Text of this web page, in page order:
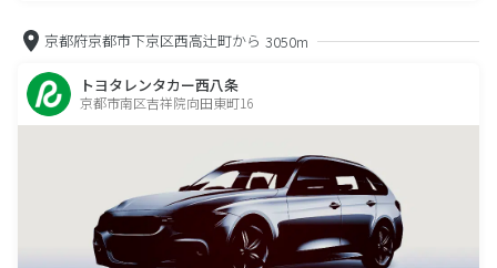
京都府京都市下京区西高辻町から 3050m
トヨタレンタカー西八条
京都市南区吉祥院向田東町16